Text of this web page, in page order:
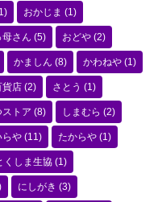
おかじま (1)
母さん (5) おどや (2)
かましん (8) かわねや (1)
貨店 (2) さとう (1)
ストア (8) しまむら (2)
らや (11) たからや (1)
くしま生協 (1)
にしがき (3)